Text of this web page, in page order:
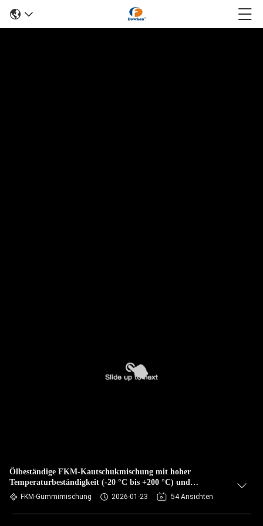
Ölbeständige FKM-Kautschukmischung mit hoher
Temperaturbeständigkeit (-20 °C bis +200 °C) und
ausgezeichneter Chemikalienbeständigkeit
FKM-Gummimischung 2026-01-23 54 Ansichten